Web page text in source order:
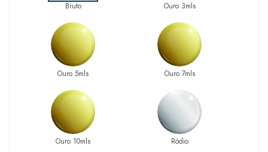
Bruto Ouro 3mls
Ouro 5mls Ouro 7mls
Ouro 10mls Ródio